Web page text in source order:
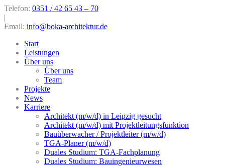
Telefon: 0351 / 42 65 43 – 70
|
Email: info@boka-architektur.de
Start
Leistungen
Über uns
Über uns
Team
Projekte
News
Karriere
Architekt (m/w/d) in Leipzig gesucht
Architekt (m/w/d) mit Projektleitungsfunktion
Bauüberwacher / Projektleiter (m/w/d)
TGA-Planer (m/w/d)
Duales Studium: TGA-Fachplanung
Duales Studium: Bauingenieurwesen